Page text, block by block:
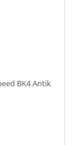
BK4 Antik